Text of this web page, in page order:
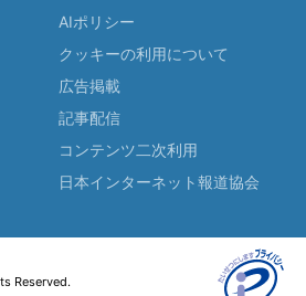
AIポリシー
クッキーの利用について
広告掲載
記事配信
コンテンツ二次利用
日本インターネット報道協会
Reserved.